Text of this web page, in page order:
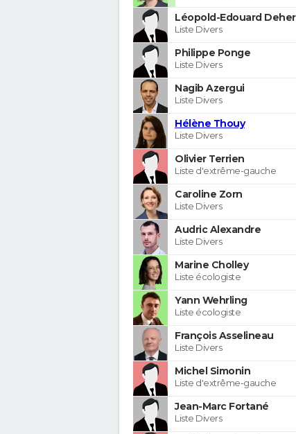
Léopold-Edouard
Liste Divers
Philippe Ponge
Liste Divers
Nagib Azergui
Liste Divers
Hélène Thouy
Liste Divers
Olivier Terrien
Liste d'extrême-gauche
Caroline Zorn
Liste Divers
Audric Alexandre
Liste Divers
Marine Cholley
Liste écologiste
Yann Wehrling
Liste écologiste
François Asselineau
Liste Divers
Michel Simonin
Liste d'extrême-gauche
Jean-Marc Fortané
Liste Divers